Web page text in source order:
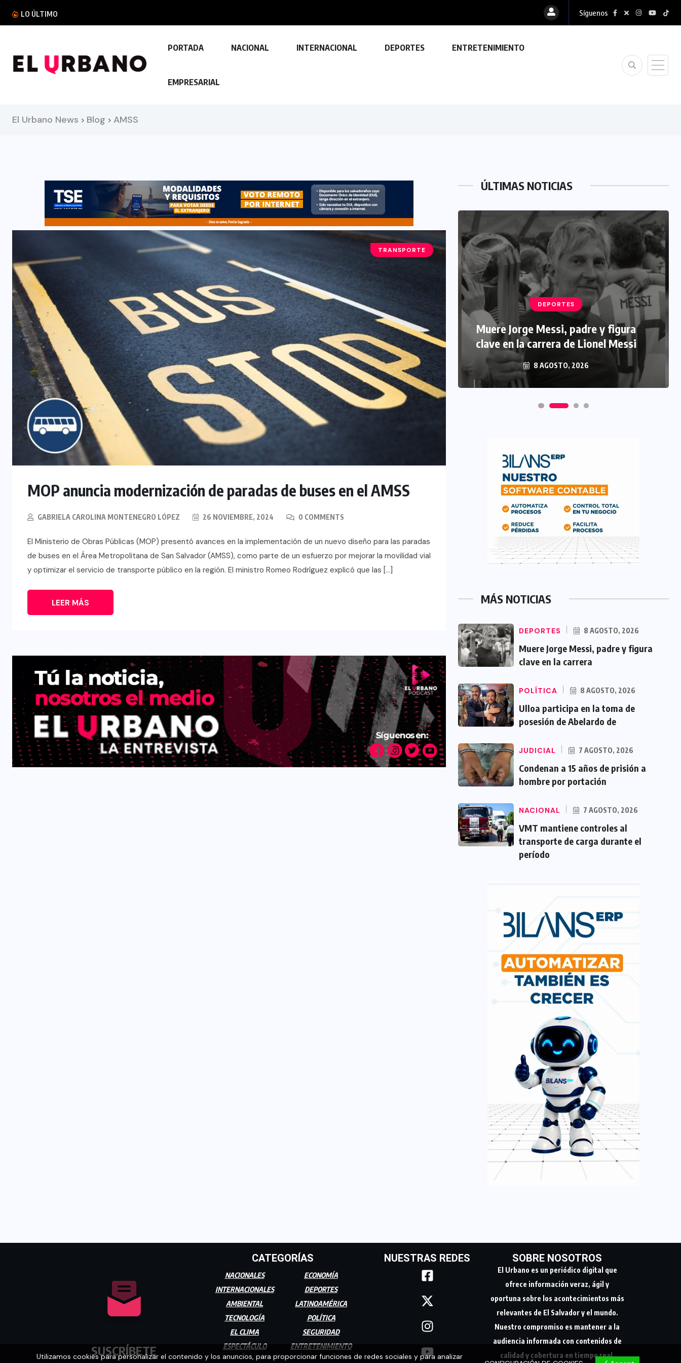
LO ÚLTIMO Síguenos
PORTADA NACIONAL INTERNACIONAL DEPORTES ENTRETENIMIENTO
EMPRESARIAL
El Urbano News > Blog > AMSS
TRANSPORTE
MOP anuncia modernización de paradas de buses en el AMSS
GABRIELA CAROLINA MONTENEGRO LÓPEZ 26 NOVIEMBRE, 2024 0 COMMENTS
El Ministerio de Obras Públicas (MOP) presentó avances en la implementación de un nuevo diseño para las paradas
de buses en el Área Metropolitana de San Salvador (AMSS), como parte de un esfuerzo por mejorar la movilidad vial
y optimizar el servicio de transporte público en la región. El ministro Romeo Rodríguez explicó que las […]
LEER MÁS
ÚLTIMAS NOTICIAS
Condenan a 15 años de prisión a
hombre por portación ilegal de
arma de fuego
7 AGOSTO, 2026
23 FEBRERO, 2024
DEPORTES
Muere Jorge Messi, padre y figura
clave en la carrera de Lionel Messi
8 AGOSTO, 2026
MÁS NOTICIAS
DEPORTES 8 AGOSTO, 2026
Muere Jorge Messi, padre y figura
clave en la carrera
POLÍTICA 8 AGOSTO, 2026
Ulloa participa en la toma de
posesión de Abelardo de
JUDICIAL 7 AGOSTO, 2026
Condenan a 15 años de prisión a
hombre por portación
NACIONAL 7 AGOSTO, 2026
VMT mantiene controles al
transporte de carga durante el
período
SUSCRÍBETE
CATEGORÍAS
NACIONALES
INTERNACIONALES
AMBIENTAL
TECNOLOGÍA
EL CLIMA
ESPECTÁCULO
ECONOMÍA
DEPORTES
LATINOAMÉRICA
POLÍTICA
SEGURIDAD
ENTRETENIMIENTO
NUESTRAS REDES SOBRE NOSOTROS
El Urbano es un periódico digital que
ofrece información veraz, ágil y
oportuna sobre los acontecimientos más
relevantes de El Salvador y el mundo.
Nuestro compromiso es mantener a la
audiencia informada con contenidos de
calidad y cobertura en tiempo real.
Utilizamos cookies para personalizar el contenido y los anuncios, para proporcionar funciones de redes sociales y para analizar